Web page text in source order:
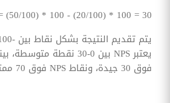
(50/100) * 100 - (20/100) * 100 = 30
فوق 30 جيدة، ونقاط NPS فوق 70 ممتازة.